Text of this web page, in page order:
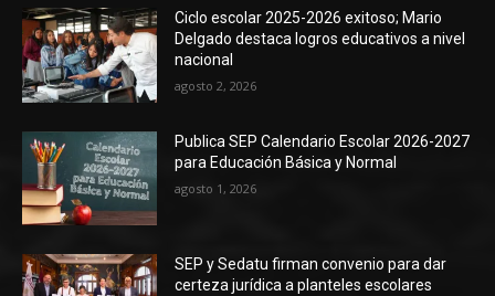
Ciclo escolar 2025-2026 exitoso; Mario
Delgado destaca logros educativos a nivel
nacional
agosto 2, 2026
Publica SEP Calendario Escolar 2026-2027
para Educación Básica y Normal
agosto 1, 2026
SEP y Sedatu firman convenio para dar
certeza jurídica a planteles escolares